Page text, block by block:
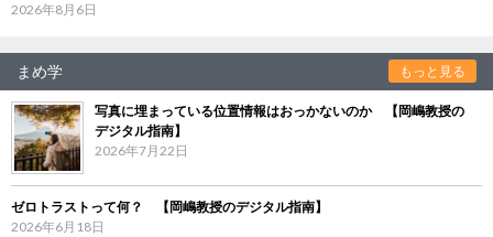
2026年8月6日
まめ学 もっと見る
写真に埋まっている位置情報はおっかないのか 【岡嶋教授の
デジタル指南】
2026年7月22日
ゼロトラストって何？ 【岡嶋教授のデジタル指南】
2026年6月18日